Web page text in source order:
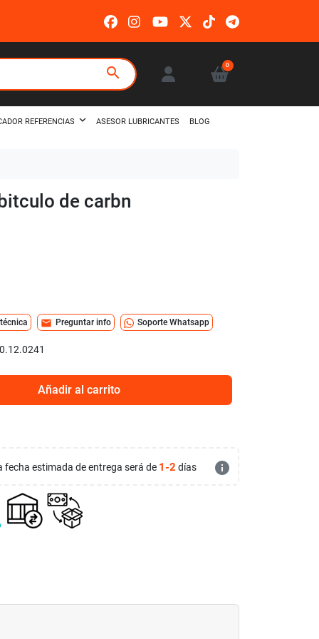
search 0
REFERENCIAS ASESOR LUBRICANTES BLOG
de carbn
mail Preguntar info Soporte Whatsapp
Añadir al carrito
fecha estimada de entrega será de 1-2 días info